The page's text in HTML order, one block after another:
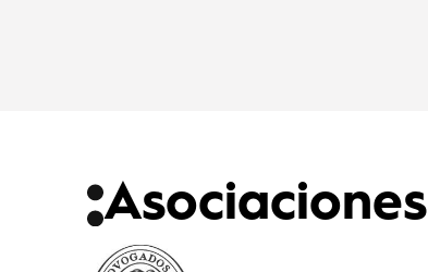
Asociaciones